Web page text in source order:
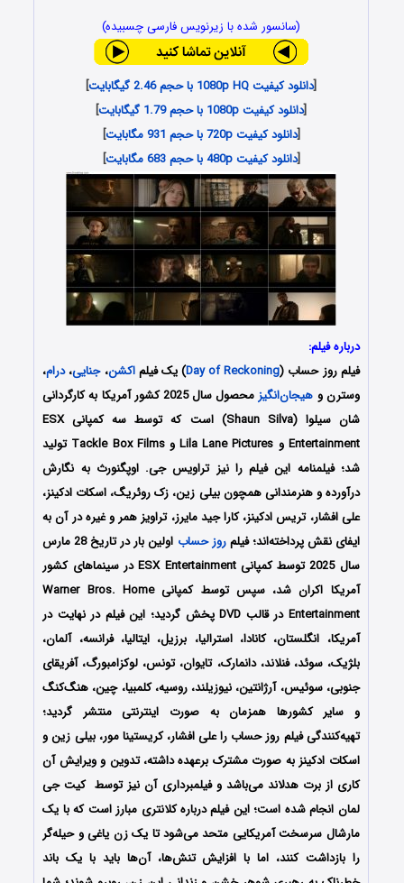
(سانسور شده با زیرنویس فارسی چسبیده)
[دانلود کیفیت 1080p HQ با حجم 2.46 گیگابایت
]
[دانلود کیفیت 1080p با حجم 1.79 گیگابایت
]
[دانلود کیفیت 720p با حجم 931 مگابایت
]
[دانلود کیفیت 480p با حجم 683 مگابایت ]
درباره فیلم:
فیلم روز حساب (Day of Reckoning) یک فیلماکشن،جنایی،درام،
وسترن و هیجان‌انگیز
محصول سال 2025 کشور آمریکا به کارگردانی
شان سیلوا (Shaun Silva) است که توسط سه کمپانی‌ ESX
Entertainment و Lila Lane Pictures و Tackle Box Films تولید
شد؛ فیلمنامه این فیلم را نیز تراویس جی. اوپگنورث به نگارش
درآورده و هنرمندانی همچون بیلی زین، زک روئریگ، اسکات ادکینز،
علی افشار، تریس ادکینز، کارا جید مایرز، تراویز همر و غیره در آن به
ایفای نقش پرداخته‌اند؛ فیلمروز حساب
اولین بار در تاریخ 28 مارس
سال 2025 توسط کمپانی‌ ESX Entertainment در سینماهای کشور
آمریکا اکران شد، سپس توسط کمپانی Warner Bros. Home
Entertainment در قالب DVD پخش گردید؛ این فیلم در نهایت در
آمریکا، انگلستان، کانادا، استرالیا، برزیل، ایتالیا، فرانسه، آلمان،
بلژیک، سوئد، فنلاند، دانمارک، تایوان، تونس، لوکزامبورگ، آفریقای
جنوبی، سوئیس، آرژانتین، نیوزیلند، روسیه، کلمبیا، چین، هنگ‌کنگ
و سایر کشورها همزمان به صورت اینترنتی منتشر گردید؛
تهیه‌کنندگی فیلم روز حساب را علی افشار، کریستینا مور، بیلی زین و
اسکات ادکینز به صورت مشترک برعهده داشته، تدوین و ویرایش آن
کاری از برت هدلاند می‌باشد و فیلمبرداری آن نیز توسط کیت جی
لمان انجام شده است؛ این فیلم درباره کلانتری مبارز است که با یک
مارشال سرسخت آمریکایی متحد می‌شود تا یک زن یاغی و حیله‌گر
را بازداشت کنند، اما با افزایش تنش‌ها، آن‌ها باید با یک باند